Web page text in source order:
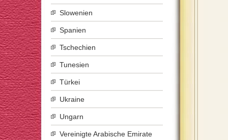
Slowenien
Spanien
Tschechien
Tunesien
Türkei
Ukraine
Ungarn
Vereinigte Arabische Emirate